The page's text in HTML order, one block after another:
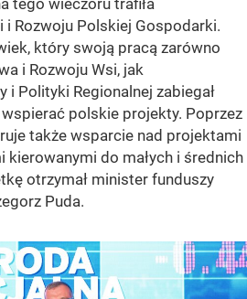
tego wieczoru trafiła
Rozwoju Polskiej Gospodarki.
który swoją pracą zarówno
i Rozwoju Wsi, jak
i Polityki Regionalnej zabiegał
polskie projekty. Poprzez
także wsparcie nad projektami
do małych i średnich
otrzymał minister funduszy
Puda.